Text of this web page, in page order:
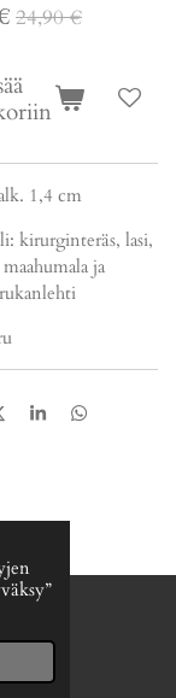
24,90 €
1,4 cm
kirurginteräs, lasi,
ja
J
J